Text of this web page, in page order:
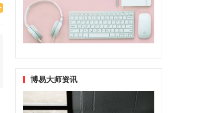
博易大师资讯